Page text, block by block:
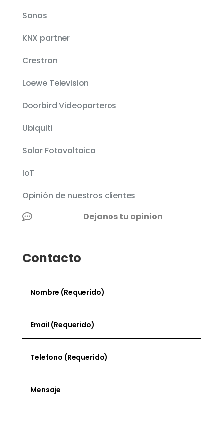
Sonos
KNX partner
Crestron
Loewe Television
Doorbird Videoporteros
Ubiquiti
Solar Fotovoltaica
IoT
Opinión de nuestros clientes
 Dejanos tu opinion
Contacto